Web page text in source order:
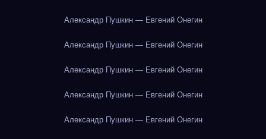
Александр Пушкин — Евгений Онегин
Александр Пушкин — Евгений Онегин
Александр Пушкин — Евгений Онегин
Александр Пушкин — Евгений Онегин
Александр Пушкин — Евгений Онегин